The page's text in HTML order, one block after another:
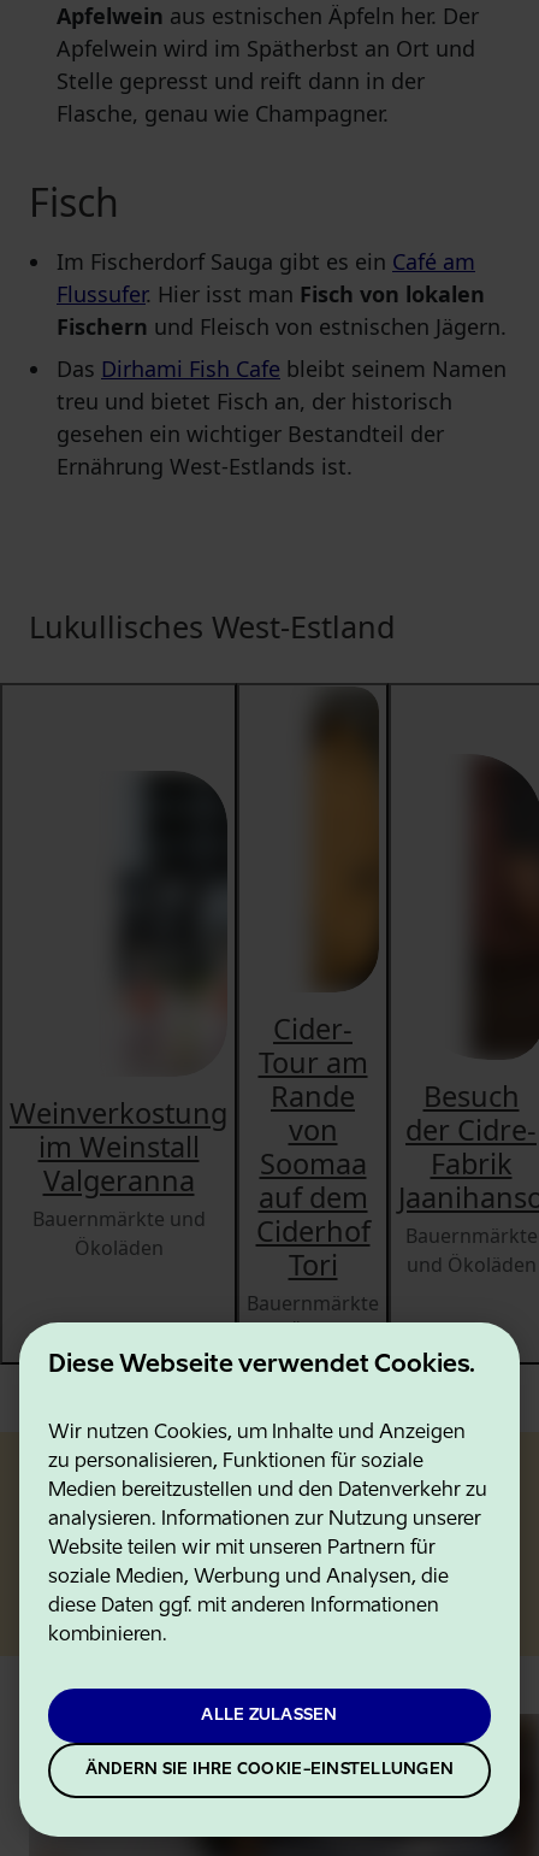
Diese Webseite verwendet Cookies.
Wir nutzen Cookies, um Inhalte und Anzeigen
zu personalisieren, Funktionen für soziale
Medien bereitzustellen und den Datenverkehr zu
analysieren. Informationen zur Nutzung unserer
Website teilen wir mit unseren Partnern für
soziale Medien, Werbung und Analysen, die
diese Daten ggf. mit anderen Informationen
kombinieren.
ALLE ZULASSEN
ÄNDERN SIE IHRE COOKIE-EINSTELLUNGEN
Apfelwein aus estnischen Äpfeln her. Der
Apfelwein wird im Spätherbst an Ort und
Stelle gepresst und reift dann in der
Flasche, genau wie Champagner.
Fisch
Im Fischerdorf Sauga gibt es ein Café am
Flussufer. Hier isst man Fisch von lokalen
Fischern und Fleisch von estnischen Jägern.
Das Dirhami Fish Cafe bleibt seinem Namen
treu und bietet Fisch an, der historisch
gesehen ein wichtiger Bestandteil der
Ernährung West-Estlands ist.
Lukullisches West-Estland
Weinverkostung
im Weinstall
Valgeranna
Bauernmärkte und
Ökoläden
Cider-
Tour am
Rande
von
Soomaa
auf dem
Ciderhof
Tori
Bauernmärkte
Besuch
der Cidre-
Fabrik
Bauernmärkte
und Ökoläden
Die Inselküche: Regionale
Spezialitäten auf Hiiumaa,
Saaremaa und Muhu